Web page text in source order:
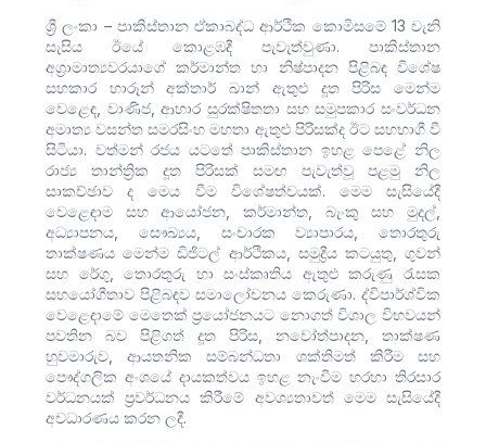
ශ්‍රී ලංකා – පාකිස්තාන ඒකාබද්ධ ආර්ථික කොමිසමේ 13 වැනි
සැසිය ඊයේ කොළඹදී පැවැත්වුණා. පාකිස්තාන
අග්‍රාමාත්‍යවරයාගේ කර්මාන්ත හා නිෂ්පාදන පිළිබඳ විශේෂ
සහකාර හාරූන් අක්තාර් ඛාන් ඇතුළු දූත පිරිස මෙන්ම
වෙළෙඳ, වාණිජ, ආහාර සුරක්ෂිතතා සහ සමුපකාර සංවර්ධන
අමාත්‍ය වසන්ත සමරසිංහ මහතා ඇතුළු පිරිසක්ද ඊට සහභාගී වී
සිටියා. වත්මන් රජය යටතේ පාකිස්තාන ඉහළ පෙළේ නිල
රාජ්‍ය තාන්ත්‍රික දූත පිරිසක් සමඟ පැවැත්වූ පළමු නිල
සාකච්ඡාව ද මෙය වීම විශේෂත්වයක්. මෙම සැසියේදී
වෙළෙඳාම සහ ආයෝජන, කර්මාන්ත, බැංකු සහ මුදල්,
අධ්‍යාපනය, සෞඛ්‍යය, සංචාරක ව්‍යාපාරය, තොරතුරු
තාක්ෂණය මෙන්ම ඩිජිටල් ආර්ථිකය, සමුද්‍රීය කටයුතු, ගුවන්
සහ රේගු, තොරතුරු හා සංස්කෘතිය ඇතුළු කරුණු රැසක
සහයෝගීතාව පිළිබඳව සමාලෝචනය කෙරුණා. ද්විපාර්ශ්වික
වෙළෙඳාමේ මෙතෙක් ප්‍රයෝජනයට නොගත් විශාල විභවයන්
පවතින බව පිළිගත් දූත පිරිස, නවෝත්පාදන, තාක්ෂණ
හුවමාරුව, ආයතනික සම්බන්ධතා ශක්තිමත් කිරීම සහ
පෞද්ගලික අංශයේ දායකත්වය ඉහළ නැංවීම හරහා තිරසාර
වර්ධනයක් ප්‍රවර්ධනය කිරීමේ අවශ්‍යතාවත් මෙම සැසියේදී
අවධාරණය කරන ලදී.